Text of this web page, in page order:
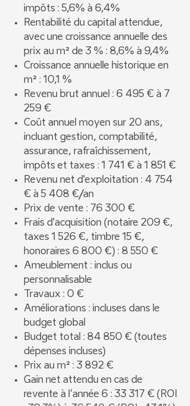
impôts : 5,6% à 6,4%
Rentabilité du capital attendue,
avec une croissance annuelle des
prix au m² de 3 % : 8,6% à 9,4%
Croissance annuelle historique en
m² : 10,1 %
Revenu brut annuel : 6 495 € à 7
259 €
Coût annuel moyen sur 20 ans,
incluant gestion, comptabilité,
assurance, rafraîchissement,
impôts et taxes : 1 741 € à 1 851 €
Revenu net d'exploitation : 4 754
€ à 5 408 €/an
Prix de vente : 76 300 €
Frais d'acquisition (notaire 209 €,
taxes 1 526 €, timbre 15 €,
honoraires 6 800 €) : 8 550 €
Ameublement : inclus ou
personnalisable
Travaux : 0 €
Améliorations : incluses dans le
budget global
Budget total : 84 850 € (toutes
dépenses incluses)
Prix au m² : 3 892 €
Gain net attendu en cas de
revente à l’année 6 : 33 317 € (ROI